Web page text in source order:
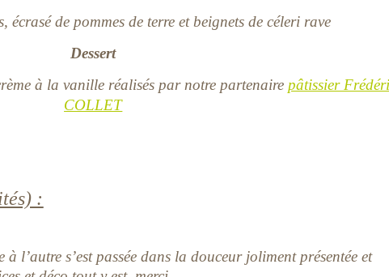
écrasé de pommes de terre et beignets de céleri rave
Dessert
à la vanille réalisés par notre partenairepâtissier
COLLET
:
à l’autre s’est passée dans la douceur joliment présentée et